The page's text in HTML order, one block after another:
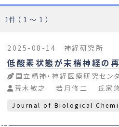
1件（ 1 〜 1 ）
2025-08-14 神経研究所
低酸素状態が末梢神経の
国立精神・神経医療研究セン
荒木敏之
若月修二 氏家
Journal of Biological